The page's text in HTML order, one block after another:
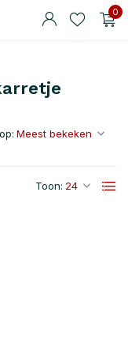
0
Toon: